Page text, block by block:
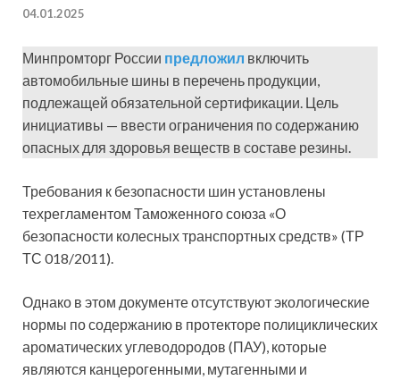
04.01.2025
Минпромторг России предложил включить
автомобильные шины в перечень продукции,
подлежащей обязательной сертификации. Цель
инициативы — ввести ограничения по содержанию
опасных для здоровья веществ в составе резины.
Требования к безопасности шин установлены
техрегламентом Таможенного союза «О
безопасности колесных транспортных средств» (ТР
ТС 018/2011).
Однако в этом документе отсутствуют экологические
нормы по содержанию в протекторе полициклических
ароматических углеводородов (ПАУ), которые
являются канцерогенными, мутагенными ‎и